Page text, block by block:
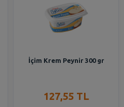
İçim Krem Peynir 300 gr
127,55 TL